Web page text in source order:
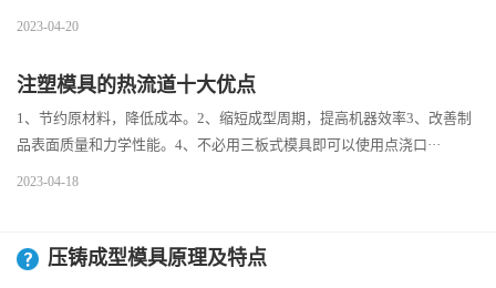
2023-04-20
注塑模具的热流道十大优点
1、节约原材料，降低成本。2、缩短成型周期，提高机器效率3、改善制
品表面质量和力学性能。4、不必用三板式模具即可以使用点浇口···
2023-04-18
压铸成型模具原理及特点